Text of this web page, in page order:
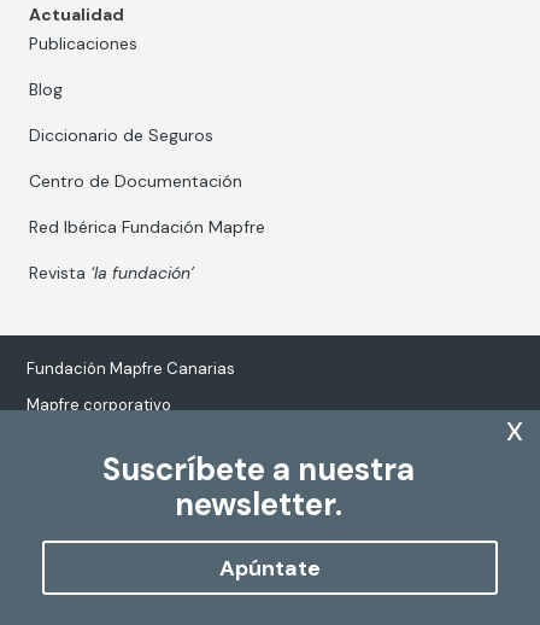
Suscríbete a nuestra
newsletter.
Apúntate
x
Actualidad
Publicaciones
Blog
Diccionario de Seguros
Centro de Documentación
Red Ibérica Fundación Mapfre
Revista ‘la fundación’
Fundación Mapfre Canarias
Mapfre corporativo
Tratamiento de datos personales
Política de Cookies